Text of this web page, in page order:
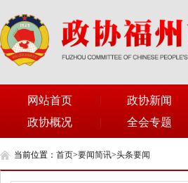
网站首页 政协新闻
政协概况
全会专题
当前位置： 首页>要闻简讯>头条要闻